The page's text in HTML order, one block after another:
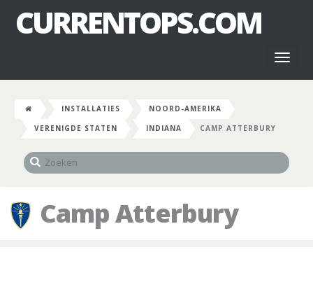
CURRENTOPS.COM
INSTALLATIES
NOORD-AMERIKA
VERENIGDE STATEN
INDIANA CAMP ATTERBURY
Camp Atterbury